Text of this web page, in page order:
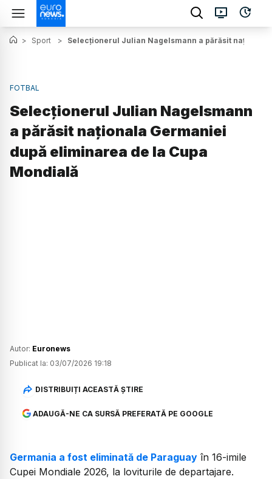
> Sport > Selecționerul Julian Nagelsmann a părăsit
FOTBAL
Selecționerul Julian Nagelsmann
a părăsit naționala Germaniei
după eliminarea de la Cupa
Mondială
Autor: Euronews
Publicat la: 03/07/2026 19:18
DISTRIBUIȚI ACEASTĂ ȘTIRE
ADAUGĂ-NE CA SURSĂ PREFERATĂ PE GOOGLE
Germania a fost eliminată de Paraguay în 16-imile
Cupei Mondiale 2026, la loviturile de departajare.